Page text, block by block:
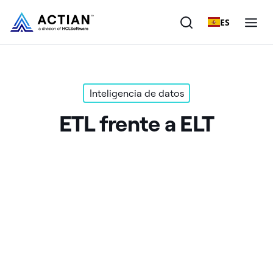
ES
Inteligencia de datos
ETL frente a ELT